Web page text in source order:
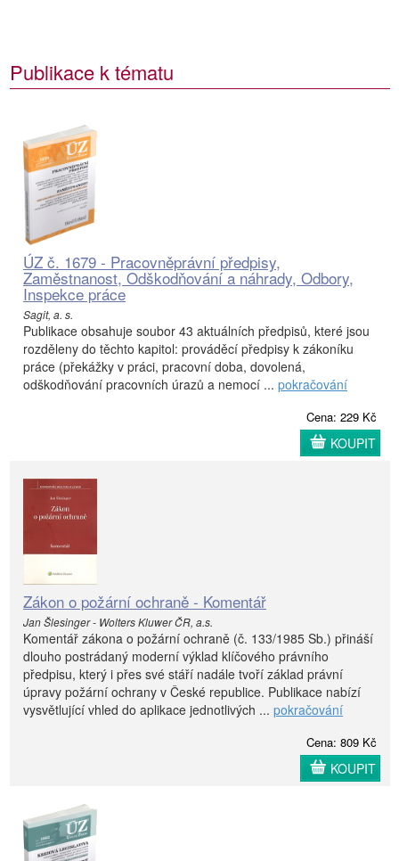
Publikace k tématu
ÚZ č. 1679 - Pracovněprávní předpisy,
Zaměstnanost, Odškodňování a náhrady, Odbory,
Inspekce práce
Sagit, a. s.
Publikace obsahuje soubor 43 aktuálních předpisů, které jsou
rozděleny do těchto kapitol: prováděcí předpisy k zákoníku
práce (překážky v práci, pracovní doba, dovolená,
odškodňování pracovních úrazů a nemocí ... pokračování
Cena: 229 Kč
KOUPIT
Zákon o požární ochraně - Komentář
Jan Šlesinger - Wolters Kluwer ČR, a.s.
Komentář zákona o požární ochraně (č. 133/1985 Sb.) přináší
dlouho postrádaný moderní výklad klíčového právního
předpisu, který i přes své stáří nadále tvoří základ právní
úpravy požární ochrany v České republice. Publikace nabízí
vysvětlující vhled do aplikace jednotlivých ... pokračování
Cena: 809 Kč
KOUPIT